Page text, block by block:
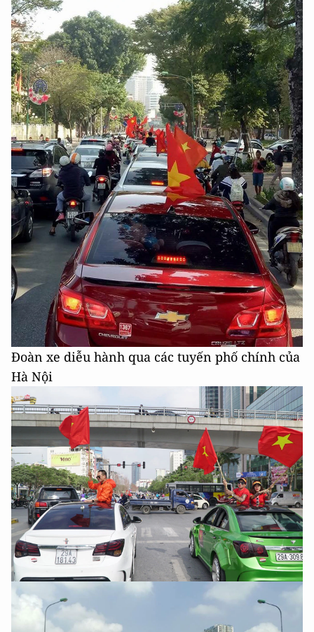
Đoàn xe diễu hành qua các tuyến phố chính của
Hà Nội